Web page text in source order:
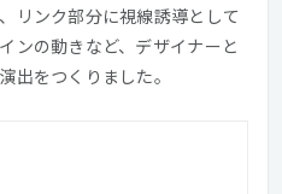
リンク部分に視線誘導として
ンの動きなど、デザイナーと
出をつくりました。